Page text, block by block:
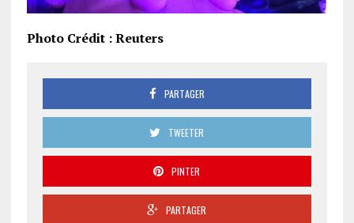
Photo Crédit : Reuters
PARTAGER
TWEETER
PINTER
PARTAGER